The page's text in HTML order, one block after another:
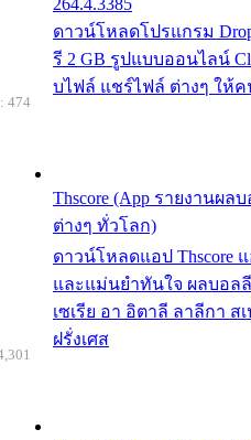
264.4.3385
ดาวน์โหลดโปรแกรม
รี 2 GB รูปแบบออนไลน์
บไฟล์ แชร์ไฟล์ ต่างๆ ให้
Thscore (App รายงานผ
ต่างๆ ทั่วโลก)
ดาวน์โหลดแอป Thscore
และแม่นยำทันใจ ผลบอล
เซเรีย อา อิตาลี ลาลีกา ส
ฝรั่งเศส
474